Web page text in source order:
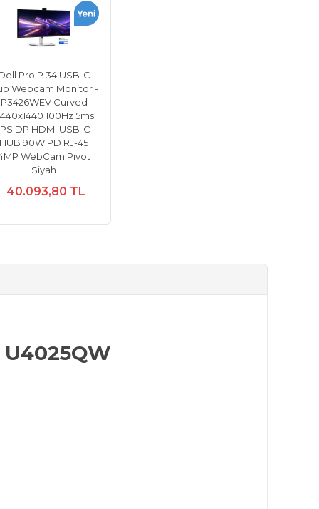
Pro P 34 USB-C
Webcam Monitor -
P3426WEV Curved
100Hz 5ms
DP HDMI USB-C
HUB 90W PD RJ-45
WebCam Pivot
Siyah
40.093,80 TL